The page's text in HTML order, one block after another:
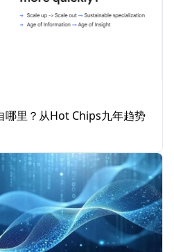
哪里？从Hot Chips九年趋势